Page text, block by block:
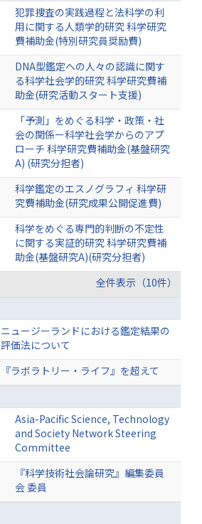
犯罪捜査の実践過程と法科学の利
用に関する人類学的研究 科学研究
費補助金(特別研究員奨励費)
DNA型鑑定への人々の認識に関す
る科学社会学的研究 科学研究費補
助金(研究活動スタート支援)
「予測」をめぐる科学・政策・社
会の関係ー科学社会学からのアプ
ローチ 科学研究費補助金(基盤研究
A) (研究分担者)
科学鑑定のエスノグラフィ 科学研
究費補助金(研究成果公開促進費)
科学をめぐる専門的判断の不定性
に関する実証的研究 科学研究費補
助金(基盤研究A)(研究分担者)
全件表示（10件）
ニュージーランドにおける鑑定結果の
評価法について
『ラボラトリー・ライフ』を超えて
Asia-Pacific Science, Technology
and Society Network Steering
Committee
『科学技術社会論研究』編集委員
会 委員